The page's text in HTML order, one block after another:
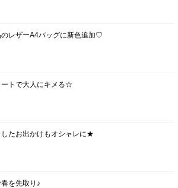
のレザーA4バッグに新色追加♡
ートで大人にキメる☆
したお出かけもオシャレに★
を先取り♪